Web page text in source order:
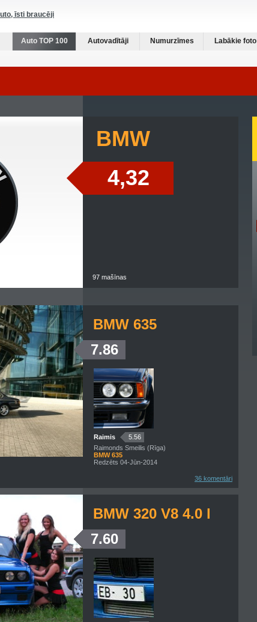
īsti braucēji
Auto TOP 100 Autovadītāji Numurzīmes Labākie foto
BMW
4,32
97 mašīnas
BMW 635
7.86
Raimis
5.56
Raimonds Smeilis (Rīga)
BMW 635
Redzēts 04-Jūn-2014
36 komentāri
BMW 320 V8 4.0 l
7.60